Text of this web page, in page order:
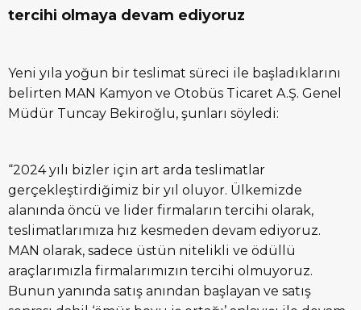
tercihi olmaya devam ediyoruz
Yeni yıla yoğun bir teslimat süreci ile başladıklarını
belirten MAN Kamyon ve Otobüs Ticaret A.Ş. Genel
Müdür Tuncay Bekiroğlu, şunları söyledi:
“2024 yılı bizler için art arda teslimatlar
gerçekleştirdiğimiz bir yıl oluyor. Ülkemizde
alanında öncü ve lider firmaların tercihi olarak,
teslimatlarımıza hız kesmeden devam ediyoruz.
MAN olarak, sadece üstün nitelikli ve ödüllü
araçlarımızla firmalarımızın tercihi olmuyoruz.
Bunun yanında satış anından başlayan ve satış